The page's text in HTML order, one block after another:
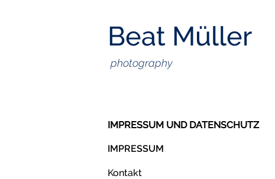
Beat Müller
photography
IMPRESSUM UND DATENSCHUTZ
IMPRESSUM
Kontakt